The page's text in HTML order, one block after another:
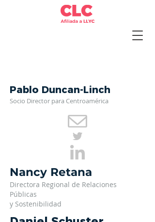
Pablo Duncan-Linch
Socio Director para Centroamérica
Nancy Retana
Directora Regional de Relaciones
Públicas
y Sostenibilidad